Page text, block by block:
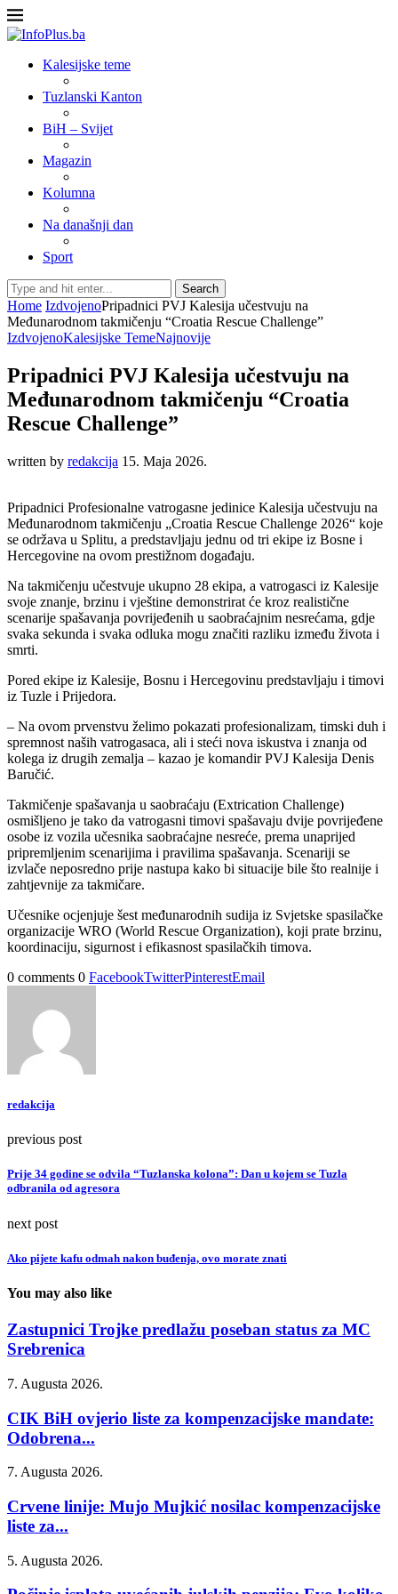
Kalesijske teme
Tuzlanski Kanton
BiH – Svijet
Magazin
Kolumna
Na današnji dan
Sport
Search
Home IzdvojenoPripadnici PVJ Kalesija učestvuju na
Međunarodnom takmičenju “Croatia Rescue Challenge”
IzdvojenoKalesijske TemeNajnovije
Pripadnici PVJ Kalesija učestvuju na
Međunarodnom takmičenju “Croatia
Rescue Challenge”
written by redakcija 15. Maja 2026.
Pripadnici Profesionalne vatrogasne jedinice Kalesija učestvuju na
Međunarodnom takmičenju „Croatia Rescue Challenge 2026“ koje
se održava u Splitu, a predstavljaju jednu od tri ekipe iz Bosne i
Hercegovine na ovom prestižnom događaju.
Na takmičenju učestvuje ukupno 28 ekipa, a vatrogasci iz Kalesije
svoje znanje, brzinu i vještine demonstrirat će kroz realistične
scenarije spašavanja povrijeđenih u saobraćajnim nesrećama, gdje
svaka sekunda i svaka odluka mogu značiti razliku između života i
smrti.
Pored ekipe iz Kalesije, Bosnu i Hercegovinu predstavljaju i timovi
iz Tuzle i Prijedora.
– Na ovom prvenstvu želimo pokazati profesionalizam, timski duh i
spremnost naših vatrogasaca, ali i steći nova iskustva i znanja od
kolega iz drugih zemalja – kazao je komandir PVJ Kalesija Denis
Baručić.
Takmičenje spašavanja u saobraćaju (Extrication Challenge)
osmišljeno je tako da vatrogasni timovi spašavaju dvije povrijeđene
osobe iz vozila učesnika saobraćajne nesreće, prema unaprijed
pripremljenim scenarijima i pravilima spašavanja. Scenariji se
izvlače neposredno prije nastupa kako bi situacije bile što realnije i
zahtjevnije za takmičare.
Učesnike ocjenjuje šest međunarodnih sudija iz Svjetske spasilačke
organizacije WRO (World Rescue Organization), koji prate brzinu,
koordinaciju, sigurnost i efikasnost spasilačkih timova.
0 comments 0 FacebookTwitterPinterestEmail
redakcija
previous post
Prije 34 godine se odvila “Tuzlanska kolona”: Dan u kojem se Tuzla
odbranila od agresora
next post
Ako pijete kafu odmah nakon buđenja, ovo morate znati
You may also like
Zastupnici Trojke predlažu poseban status za MC
Srebrenica
7. Augusta 2026.
CIK BiH ovjerio liste za kompenzacijske mandate:
Odobrena...
7. Augusta 2026.
Crvene linije: Mujo Mujkić nosilac kompenzacijske
liste za...
5. Augusta 2026.